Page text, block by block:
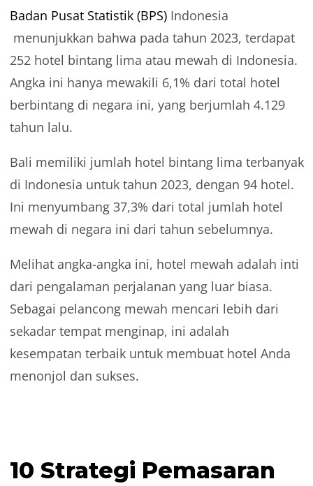
Badan Pusat Statistik (BPS)Indonesia
menunjukkan bahwa pada tahun 2023, terdapat
252 hotel bintang lima atau mewah di Indonesia.
Angka ini hanya mewakili 6,1% dari total hotel
berbintang di negara ini, yang berjumlah 4.129
tahun lalu.
Bali memiliki jumlah hotel bintang lima terbanyak
di Indonesia untuk tahun 2023, dengan 94 hotel.
Ini menyumbang 37,3% dari total jumlah hotel
mewah di negara ini dari tahun sebelumnya.
Melihat angka-angka ini, hotel mewah adalah inti
dari pengalaman perjalanan yang luar biasa.
Sebagai pelancong mewah mencari lebih dari
sekadar tempat menginap, ini adalah
kesempatan terbaik untuk membuat hotel Anda
menonjol dan sukses.
10 Strategi Pemasaran